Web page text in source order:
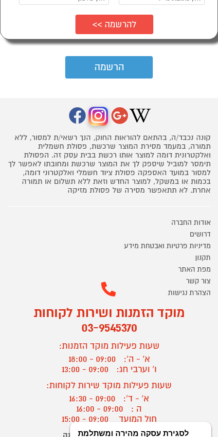
קונה נכבד/ה, בהתאם להוראות החוק, הנך רשאי/ת למסור, ללא
תמורה, במעמד מסירת המוצר שרכשת, פסולת חשמלית
ואלקטרונית דומה למוצר אותו רכשת בבית עסק זה. הפסולת
תימסר למוביל שיספק לך את המוצר שרכשת ומחובתו לאפשר לך
למסור במועד האספקה פסולת ציוד חשמלי ואלקטרוני דומה,
בכמות או במשקל, למוצר החדש וזאת ללא תשלום או תמורה
אחרת. לא תתאפשר מסירה של פסולת מזיקה
אודות החברה
דרושים
מדיניות פרטיות ואבטחת מידע
תקנון
מפת האתר
צור קשר
הצהרת נגישות
מוקד הזמנות ושירות לקוחות
03-9545370
שעות פעילות מוקד הזמנות:
א' - ה':
09:00 - 18:00
ו' וערבי חג:
09:00 - 13:00
שעות פעילות מוקד שירות לקוחות:
א' - ד':
09:00 - 16:30
ה :
09:00 - 16:00
חול המועד
? יצירת קשר/ביטול הזמנה